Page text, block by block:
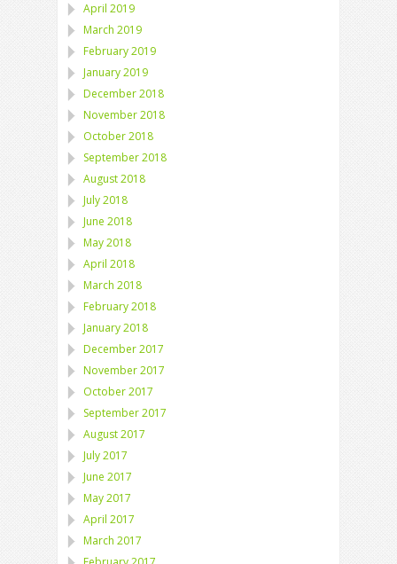
April 2019
March 2019
February 2019
January 2019
December 2018
November 2018
October 2018
September 2018
August 2018
July 2018
June 2018
May 2018
April 2018
March 2018
February 2018
January 2018
December 2017
November 2017
October 2017
September 2017
August 2017
July 2017
June 2017
May 2017
April 2017
March 2017